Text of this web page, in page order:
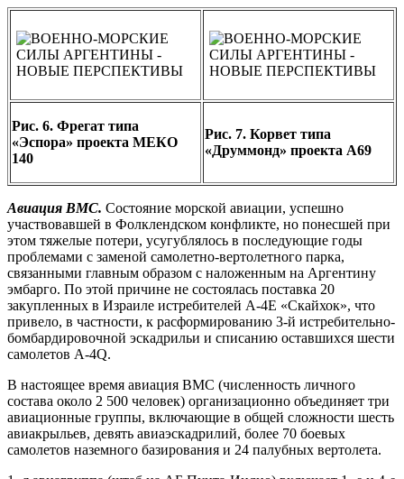
Рис. 6. Фрегат типа
«Эспора» проекта МЕКО
140
Рис. 7. Корвет типа
«Друммонд» проекта А69
Авиация ВМС. Состояние морской авиации, успешно
участвовавшей в Фолклендском конфликте, но понесшей при
этом тяжелые потери, усугублялось в последующие годы
проблемами с заменой самолетно-вертолетного парка,
связанными главным образом с наложенным на Аргентину
эмбарго. По этой причине не состоялась поставка 20
закупленных в Израиле истребителей А-4Е «Скайхок», что
привело, в частности, к расформированию 3-й истребительно-
бомбардировочной эскадрильи и списанию оставшихся шести
самолетов A-4Q.
В настоящее время авиация ВМС (численность личного
состава около 2 500 человек) организационно объединяет три
авиационные группы, включающие в общей сложности шесть
авиакрыльев, девять авиаэскадрилий, более 70 боевых
самолетов наземного базирования и 24 палубных вертолета.